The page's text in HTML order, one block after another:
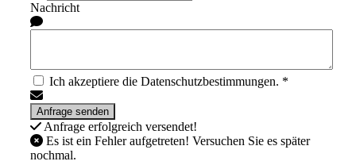
Nachricht
Ich akzeptiere die Datenschutzbestimmungen. *
Anfrage erfolgreich versendet!
Es ist ein Fehler aufgetreten! Versuchen Sie es später
nochmal.